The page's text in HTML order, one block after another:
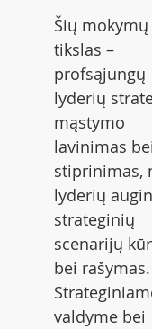
Šių mokymų
tikslas –
profsąjungų
lyderių
mąstymo
lavinimas bei
stiprinimas,
lyderių
strateginių
scenarijų
bei rašymas.
valdyme bei